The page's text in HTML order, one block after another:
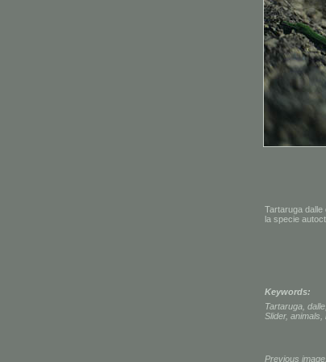
Tartaruga
la specie
Keywords:
Tartaruga dalle
Slider, animals
Previous